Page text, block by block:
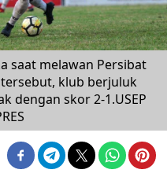
saat melawan Persibat
klub berjuluk
dengan skor 2-1.USEP